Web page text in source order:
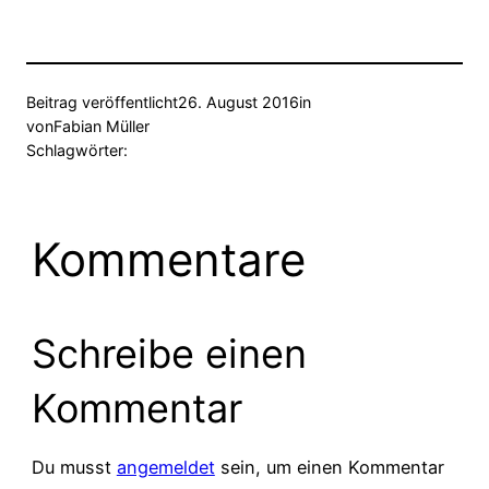
Beitrag veröffentlicht26. August 2016in
vonFabian Müller
Schlagwörter:
Kommentare
Schreibe einen
Kommentar
Du musst angemeldetsein, um einen Kommentar